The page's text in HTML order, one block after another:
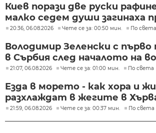
Киев порази две руски
малко седем души загинаха
20:36, 06.08.2026 Чете се за: 00:50 мин. По света
Володимир Зеленски с
в Сърбия след началото на
21:07, 06.08.2026 Чете се за: 01:00 мин. По света
Езда в морето - как хора и
разхлаждат в жегите в
21:59, 06.08.2026 Чете се за: 00:37 мин. По света